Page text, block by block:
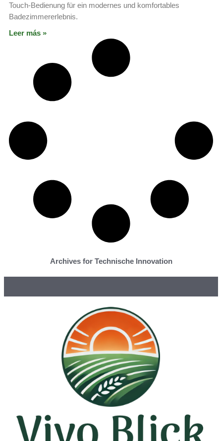
Touch-Bedienung für ein modernes und komfortables
Badezimmererlebnis.
Leer más »
Archives for Technische Innovation